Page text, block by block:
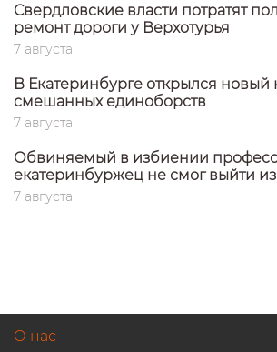
Свердловские власти потратят
ремонт дороги у Верхотурья
7 августа
В Екатеринбурге открылся новый
смешанных единоборств
7 августа
Обвиняемый в избиении
екатеринбуржец не смог выйти
7 августа
О нас